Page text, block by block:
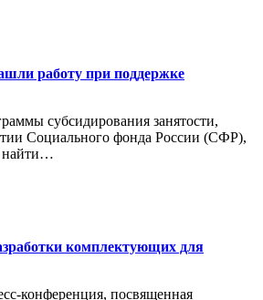
работу при поддержке
субсидирования занятости,
Социального фонда России (СФР),
найти…
комплектующих для
конференция, посвященная